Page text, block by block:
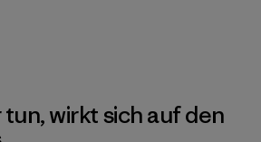
tun, wirkt sich auf den